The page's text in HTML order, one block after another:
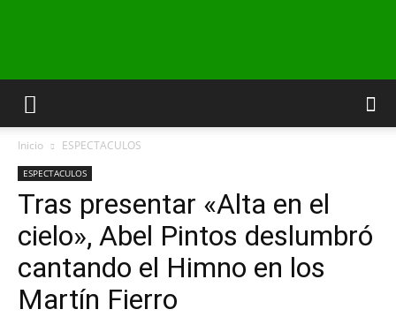
INFO24
NEGRO
Inicio ESPECTACULOS
ESPECTACULOS
Tras presentar «Alta en el
cielo», Abel Pintos deslumbró
cantando el Himno en los
Martín Fierro